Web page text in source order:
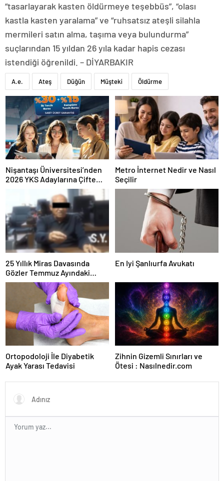
“tasarlayarak kasten öldürmeye teşebbüs”, “olası
kastla kasten yaralama” ve “ruhsatsız ateşli silahla
mermileri satın alma, taşıma veya bulundurma”
suçlarından 15 yıldan 26 yıla kadar hapis cezası
istendiği öğrenildi. – DİYARBAKIR
A.e. Ateş Düğün Müşteki Öldürme
Nişantaşı Üniversitesi’nden
2026 YKS Adaylarına Çifte
Güvence: Sabit Ücret ve
Kesintisiz Burs
Metro İnternet Nedir ve Nasıl
Seçilir
25 Yıllık Miras Davasında
Gözler Temmuz Ayındaki
Karar Duruşmasına Çevrildi
En Iyi Şanlıurfa Avukatı
Ortopodoloji İle Diyabetik
Ayak Yarası Tedavisi
Zihnin Gizemli Sınırları ve
Ötesi : Nasılnedir.com